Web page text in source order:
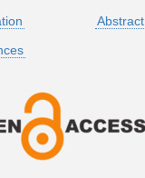
Abstract